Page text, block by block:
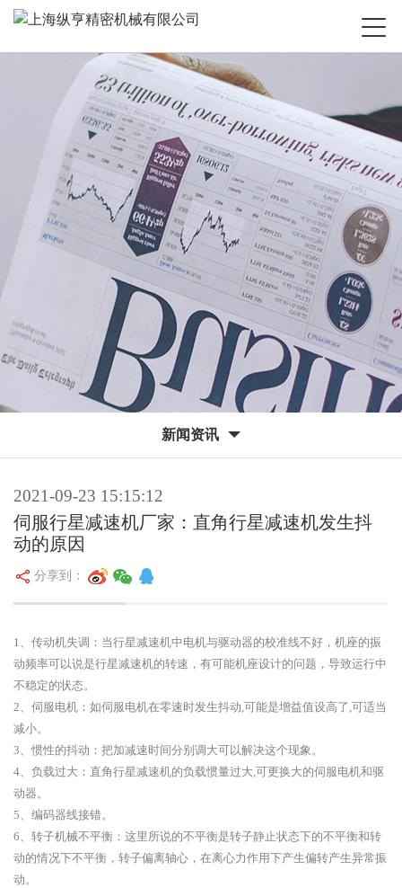
新闻资讯
2021-09-23 15:15:12
伺服行星减速机厂家：直角行星减速机发生抖
动的原因
分享到：
1、传动机失调：当行星减速机中电机与驱动器的校准线不好，机座的振
动频率可以说是行星减速机的转速，有可能机座设计的问题，导致运行中
不稳定的状态。
2、伺服电机：如伺服电机在零速时发生抖动,可能是增益值设高了,可适当
减小。
3、惯性的抖动：把加减速时间分别调大可以解决这个现象。
4、负载过大：直角行星减速机的负载惯量过大,可更换大的伺服电机和驱
动器。
5、编码器线接错。
6、转子机械不平衡：这里所说的不平衡是转子静止状态下的不平衡和转
动的情况下不平衡，转子偏离轴心，在离心力作用下产生偏转产生异常振
动。